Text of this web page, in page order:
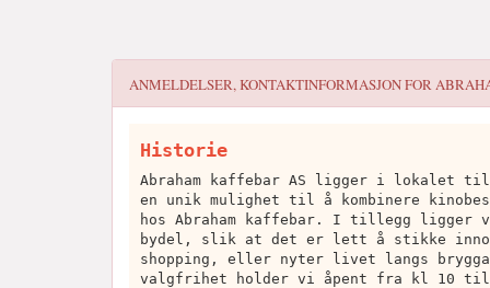
ANMELDELSER, KONTAKTINFORMASJON FOR
Historie
Abraham kaffebar AS ligger i lokalet
en unik mulighet til å kombinere
hos Abraham kaffebar. I tillegg
bydel, slik at det er lett å stikke innom
shopping, eller nyter livet langs
valgfrihet holder vi åpent fra kl 10 til